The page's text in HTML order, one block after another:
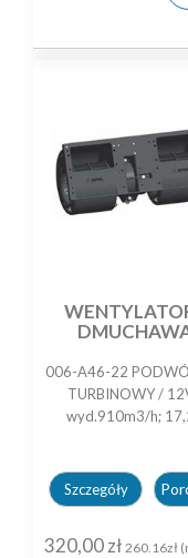
006-A46-22
TURBINOWY /
wyd.910m3/h;
Szczegóły
320,00 zł 260.16zł